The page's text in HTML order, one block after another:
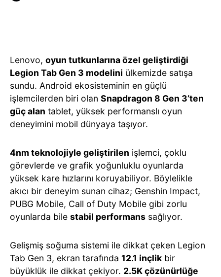
Lenovo, oyun tutkunlarına özel geliştirdiği
Legion Tab Gen 3 modelini ülkemizde satışa
sundu. Android ekosisteminin en güçlü
işlemcilerden biri olan Snapdragon 8 Gen 3’ten
güç alan tablet, yüksek performanslı oyun
deneyimini mobil dünyaya taşıyor.
4nm teknolojiyle geliştirilen işlemci, çoklu
görevlerde ve grafik yoğunluklu oyunlarda
yüksek kare hızlarını koruyabiliyor. Böylelikle
akıcı bir deneyim sunan cihaz; Genshin Impact,
PUBG Mobile, Call of Duty Mobile gibi zorlu
oyunlarda bile stabil performans sağlıyor.
Gelişmiş soğuma sistemi ile dikkat çeken Legion
Tab Gen 3, ekran tarafında 12.1 inçlik bir
büyüklük ile dikkat çekiyor. 2.5K çözünürlüğe